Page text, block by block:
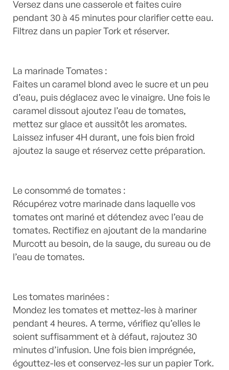
Versez dans une casserole et faites cuire
pendant 30 à 45 minutes pour clarifier cette eau.
Filtrez dans un papier Tork et réserver.
La marinade Tomates :
Faites un caramel blond avec le sucre et un peu
d’eau, puis déglacez avec le vinaigre. Une fois le
caramel dissout ajoutez l’eau de tomates,
mettez sur glace et aussitôt les aromates.
Laissez infuser 4H durant, une fois bien froid
ajoutez la sauge et réservez cette préparation.
Le consommé de tomates :
Récupérez votre marinade dans laquelle vos
tomates ont mariné et détendez avec l’eau de
tomates. Rectifiez en ajoutant de la mandarine
Murcott au besoin, de la sauge, du sureau ou de
l’eau de tomates.
Les tomates marinées :
Mondez les tomates et mettez-les à mariner
pendant 4 heures. A terme, vérifiez qu’elles le
soient suffisamment et à défaut, rajoutez 30
minutes d’infusion. Une fois bien imprégnée,
égouttez-les et conservez-les sur un papier Tork.